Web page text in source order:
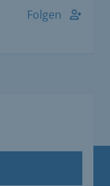
Folgen